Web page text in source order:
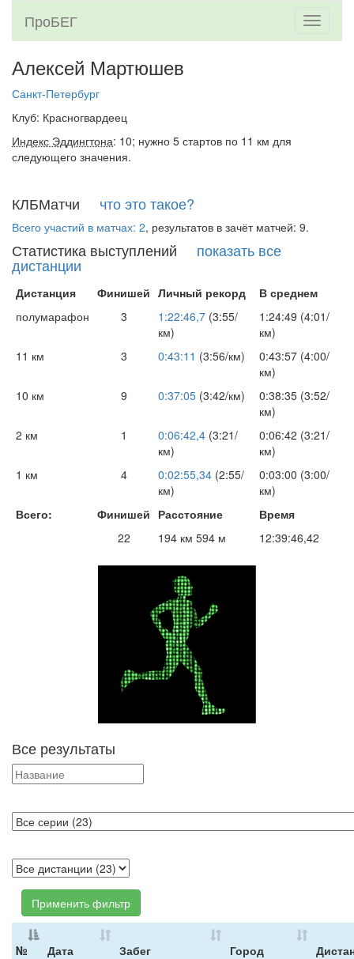
Toggle
ПроБЕГ
Алексей Мартюшев
Санкт-Петербург
Клуб: Красногвардеец
Индекс Эддингтона: 10; нужно 5 стартов по 11 км для
следующего значения.
КЛБМатчи что это такое?
Всего участий в матчах: 2, результатов в зачёт матчей: 9.
Статистика выступлений показать все
дистанции
Дистанция Финишей Личный рекорд
В среднем
полумарафон
3 1:22:46,7 (3:55/
км)
1:24:49 (4:01/
км)
11 км
3 0:43:11 (3:56/км)
0:43:57 (4:00/
км)
10 км
9 0:37:05 (3:42/км)
0:38:35 (3:52/
км)
2 км
1 0:06:42,4 (3:21/
км)
0:06:42 (3:21/
км)
1 км
4 0:02:55,34 (2:55/
км)
0:03:00 (3:00/
км)
Всего:
Финишей Расстояние
Время
22
194 км 594 м 12:39:46,42
Все результаты
Применить фильтр
№ Дата Забег Город